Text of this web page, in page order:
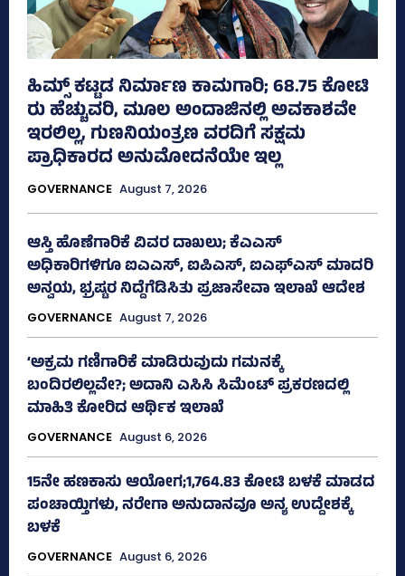
ಹಿಮ್ಸ್‌ ಕಟ್ಟಡ ನಿರ್ಮಾಣ ಕಾಮಗಾರಿ; 68.75 ಕೋಟಿ
ರು ಹೆಚ್ಚುವರಿ, ಮೂಲ ಅಂದಾಜಿನಲ್ಲಿ ಅವಕಾಶವೇ
ಇರಲಿಲ್ಲ, ಗುಣನಿಯಂತ್ರಣ ವರದಿಗೆ ಸಕ್ಷಮ
ಪ್ರಾಧಿಕಾರದ ಅನುಮೋದನೆಯೇ ಇಲ್ಲ
GOVERNANCE August 7, 2026
ಆಸ್ತಿ ಹೊಣೆಗಾರಿಕೆ ವಿವರ ದಾಖಲು; ಕೆಎಎಸ್
ಅಧಿಕಾರಿಗಳಿಗೂ ಐಎಎಸ್‌, ಐಪಿಎಸ್‌, ಐಎಫ್‌ಎಸ್‌ ಮಾದರಿ
ಅನ್ವಯ, ಭ್ರಷ್ಟರ ನಿದ್ದೆಗೆಡಿಸಿತು ಪ್ರಜಾಸೇವಾ ಇಲಾಖೆ ಆದೇಶ
GOVERNANCE August 7, 2026
‘ಅಕ್ರಮ ಗಣಿಗಾರಿಕೆ ಮಾಡಿರುವುದು ಗಮನಕ್ಕೆ
ಬಂದಿರಲಿಲ್ಲವೇ?; ಅದಾನಿ ಎಸಿಸಿ ಸಿಮೆಂಟ್ ಪ್ರಕರಣದಲ್ಲಿ
ಮಾಹಿತಿ ಕೋರಿದ ಆರ್ಥಿಕ ಇಲಾಖೆ
GOVERNANCE August 6, 2026
15ನೇ ಹಣಕಾಸು ಆಯೋಗ;1,764.83 ಕೋಟಿ ಬಳಕೆ ಮಾಡದ
ಪಂಚಾಯ್ತಿಗಳು, ನರೇಗಾ ಅನುದಾನವೂ ಅನ್ಯ ಉದ್ದೇಶಕ್ಕೆ
ಬಳಕೆ
GOVERNANCE August 6, 2026